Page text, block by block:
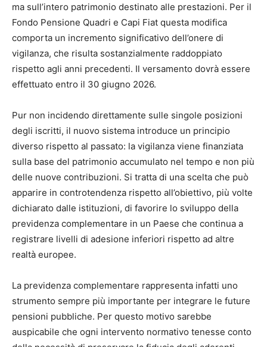
ma sull’intero patrimonio destinato alle prestazioni. Per il
Fondo Pensione Quadri e Capi Fiat questa modifica
comporta un incremento significativo dell’onere di
vigilanza, che risulta sostanzialmente raddoppiato
rispetto agli anni precedenti. Il versamento dovrà essere
effettuato entro il 30 giugno 2026.
Pur non incidendo direttamente sulle singole posizioni
degli iscritti, il nuovo sistema introduce un principio
diverso rispetto al passato: la vigilanza viene finanziata
sulla base del patrimonio accumulato nel tempo e non più
delle nuove contribuzioni. Si tratta di una scelta che può
apparire in controtendenza rispetto all’obiettivo, più volte
dichiarato dalle istituzioni, di favorire lo sviluppo della
previdenza complementare in un Paese che continua a
registrare livelli di adesione inferiori rispetto ad altre
realtà europee.
La previdenza complementare rappresenta infatti uno
strumento sempre più importante per integrare le future
pensioni pubbliche. Per questo motivo sarebbe
auspicabile che ogni intervento normativo tenesse conto